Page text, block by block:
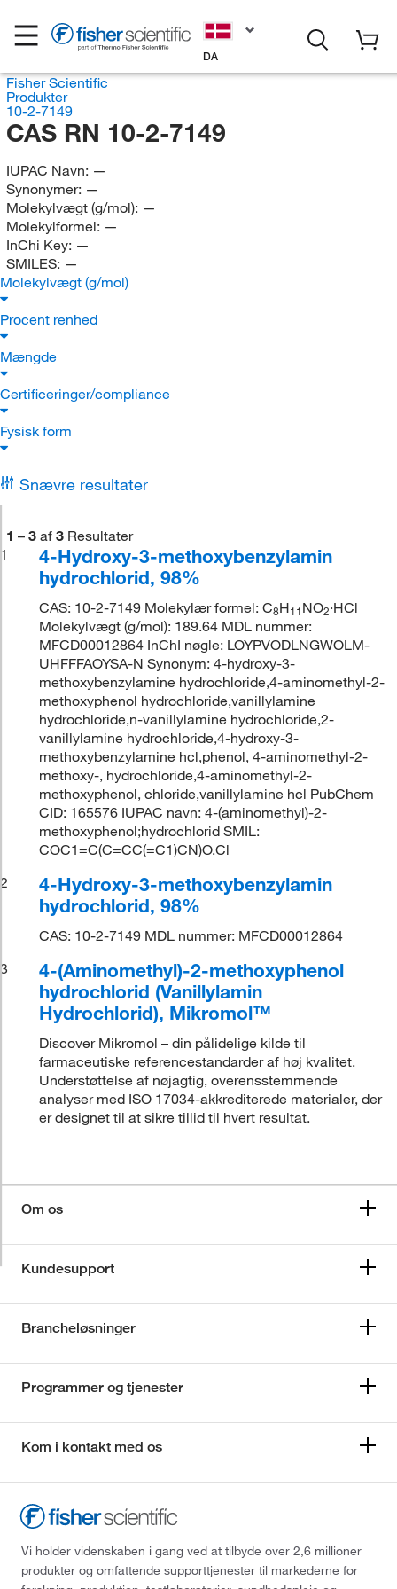
DA
Fisher Scientific
Produkter
10-2-7149
CAS RN 10-2-7149
IUPAC Navn: —
Synonymer: —
Molekylvægt (g/mol): —
Molekylformel: —
InChi Key: —
SMILES: —
Molekylvægt (g/mol)
Procent renhed
Mængde
Certificeringer/compliance
Fysisk form
Snævre resultater
1 – 3 af 3 Resultater
1
4-Hydroxy-3-methoxybenzylamin
hydrochlorid, 98%
CAS: 10-2-7149 Molekylær formel: C8H11NO2·HCl
Molekylvægt (g/mol): 189.64 MDL nummer:
MFCD00012864 InChI nøgle: LOYPVODLNGWOLM-
UHFFFAOYSA-N Synonym: 4-hydroxy-3-
methoxybenzylamine hydrochloride,4-aminomethyl-2-
methoxyphenol hydrochloride,vanillylamine
hydrochloride,n-vanillylamine hydrochloride,2-
vanillylamine hydrochloride,4-hydroxy-3-
methoxybenzylamine hcl,phenol, 4-aminomethyl-2-
methoxy-, hydrochloride,4-aminomethyl-2-
methoxyphenol, chloride,vanillylamine hcl PubChem
CID: 165576 IUPAC navn: 4-(aminomethyl)-2-
methoxyphenol;hydrochlorid SMIL:
COC1=C(C=CC(=C1)CN)O.Cl
2
4-Hydroxy-3-methoxybenzylamin
hydrochlorid, 98%
CAS: 10-2-7149 MDL nummer: MFCD00012864
3
4-(Aminomethyl)-2-methoxyphenol
hydrochlorid (Vanillylamin
Hydrochlorid), Mikromol™
Discover Mikromol – din pålidelige kilde til
farmaceutiske referencestandarder af høj kvalitet.
Understøttelse af nøjagtig, overensstemmende
analyser med ISO 17034-akkrediterede materialer, der
er designet til at sikre tillid til hvert resultat.
Om os
Kundesupport
Brancheløsninger
Programmer og tjenester
Kom i kontakt med os
Vi holder videnskaben i gang ved at tilbyde over 2,6 millioner
produkter og omfattende supporttjenester til markederne for